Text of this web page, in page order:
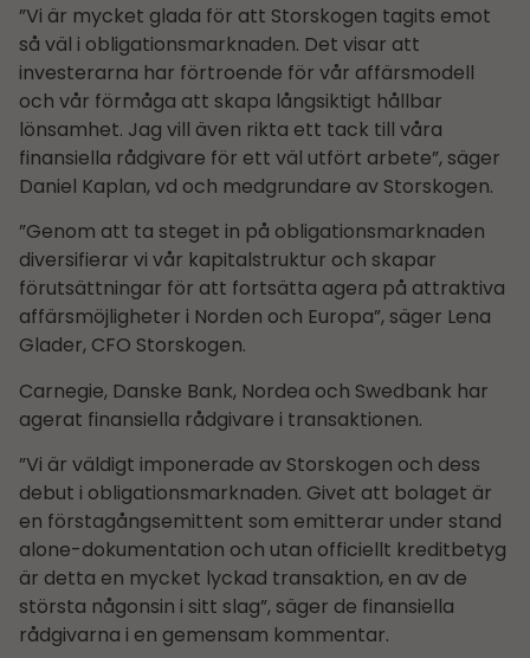
”Vi är mycket glada för att Storskogen tagits emot
så väl i obligationsmarknaden. Det visar att
investerarna har förtroende för vår affärsmodell
och vår förmåga att skapa långsiktigt hållbar
lönsamhet. Jag vill även rikta ett tack till våra
finansiella rådgivare för ett väl utfört arbete”, säger
Daniel Kaplan, vd och medgrundare av Storskogen.
”Genom att ta steget in på obligationsmarknaden
diversifierar vi vår kapitalstruktur och skapar
förutsättningar för att fortsätta agera på attraktiva
affärsmöjligheter i Norden och Europa”, säger Lena
Glader, CFO Storskogen.
Carnegie, Danske Bank, Nordea och Swedbank har
agerat finansiella rådgivare i transaktionen.
”Vi är väldigt imponerade av Storskogen och dess
debut i obligationsmarknaden. Givet att bolaget är
en förstagångsemittent som emitterar under stand
alone-dokumentation och utan officiellt kreditbetyg
är detta en mycket lyckad transaktion, en av de
största någonsin i sitt slag”, säger de finansiella
rådgivarna i en gemensam kommentar.